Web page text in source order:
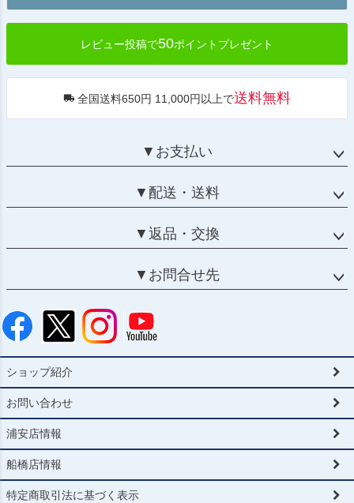
へ
レビュー投稿で50ポイントプレゼント
全国送料650円 11,000円以上で送料無料
▼お支払い
▼配送・送料
▼返品・交換
▼お問合せ先
ショップ紹介
お問い合わせ
浦安店情報
船橋店情報
特定商取引法に基づく表示